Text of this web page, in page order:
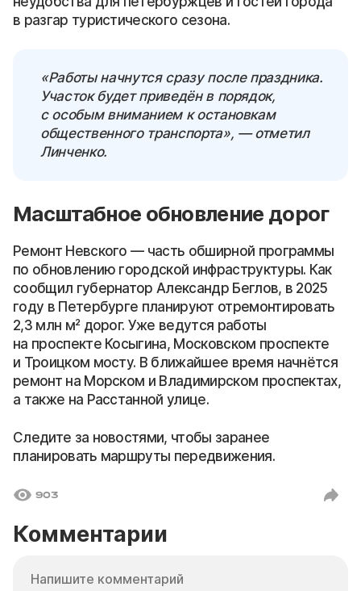
в разгар туристического сезона.
«Работы начнутся сразу после праздника.
Участок будет приведён в порядок,
с особым вниманием к остановкам
общественного транспорта», — отметил
Линченко.
Масштабное обновление дорог
Ремонт Невского — часть обширной программы
по обновлению городской инфраструктуры. Как
сообщил губернатор Александр Беглов, в 2025
году в Петербурге планируют отремонтировать
2,3 млн м² дорог. Уже ведутся работы
на проспекте Косыгина, Московском проспекте
и Троицком мосту. В ближайшее время начнётся
ремонт на Морском и Владимирском проспектах,
а также на Расстанной улице.
Следите за новостями, чтобы заранее
планировать маршруты передвижения.
903
Комментарии